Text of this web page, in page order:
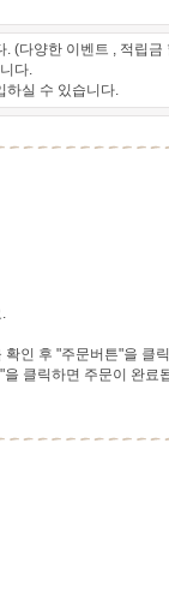
(다양한 이벤트 , 적립금
다.
하실 수 있습니다.
인 후 "주문버튼"을 클
클릭하면 주문이 완료